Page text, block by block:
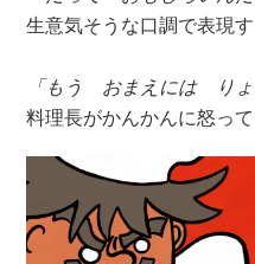
生意気そうな口調で表現す
「もう おまえには り
料理長がかんかんに怒っ